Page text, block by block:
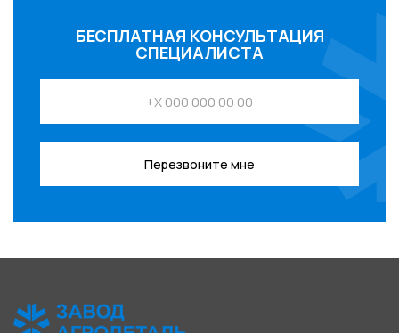
БЕСПЛАТНАЯ КОНСУЛЬТАЦИЯ
СПЕЦИАЛИСТА
Перезвоните мне